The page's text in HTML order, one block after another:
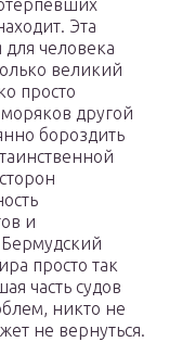
Эта
человека
великий
просто
другой
бороздить
и
просто так
часть судов
никто не
не вернуться.